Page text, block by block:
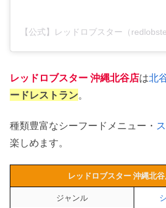
レッドロブスター 沖縄北谷店は北
ードレストラン。
種類豊富なシーフードメニュー・
楽しめます。
レッドロブスター 沖縄北
ジャンル